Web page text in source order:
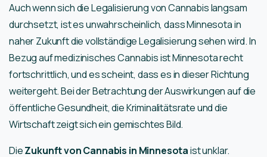
Auch wenn sich die Legalisierung von Cannabis langsam
durchsetzt, ist es unwahrscheinlich, dass Minnesota in
naher Zukunft die vollständige Legalisierung sehen wird. In
Bezug auf medizinisches Cannabis ist Minnesota recht
fortschrittlich, und es scheint, dass es in dieser Richtung
weitergeht. Bei der Betrachtung der Auswirkungen auf die
öffentliche Gesundheit, die Kriminalitätsrate und die
Wirtschaft zeigt sich ein gemischtes Bild.
DieZukunft von Cannabis in Minnesotaist unklar.